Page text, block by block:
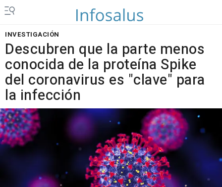
INVESTIGACIÓN
Descubren que la parte menos
conocida de la proteína Spike
del coronavirus es "clave" para
la infección